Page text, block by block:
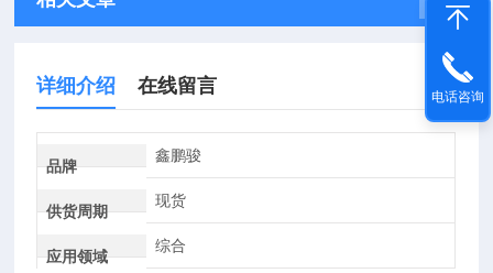
详细介绍 在线留言
品牌
鑫鹏骏
供货周期
现货
应用领域
综合
电话咨询